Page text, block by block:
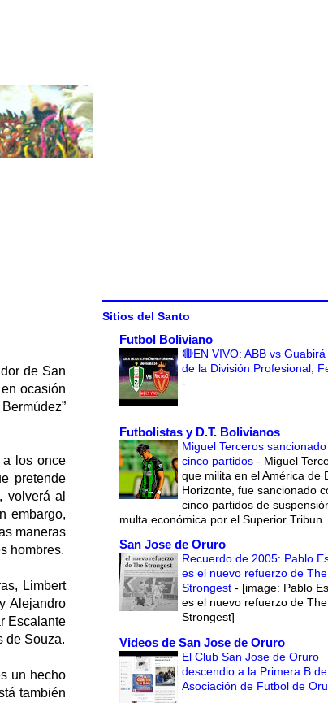
de San
ocasión
a los once
pretende
volverá al
embargo,
maneras
hombres.
Limbert
Alejandro
Escalante
de Souza.
un hecho
también
Sitios del Santo
Futbol Boliviano
🔴EN VIVO: ABB vs
de la División Profesional,
-
Futbolistas y D.T. Bolivianos
Miguel Terceros
cinco partidos - Miguel
que milita en el América de
Horizonte, fue sancionado
cinco partidos de
multa económica por el Superior
San Jose de Oruro
Recuerdo de 2005: Pablo
es el nuevo refuerzo de The
Strongest - [image: Pablo
es el nuevo refuerzo de The
Strongest]
Videos de San Jose de Oruro
El Club San Jose de Oruro
descendio a la Primera B
Asociación de Futbol de